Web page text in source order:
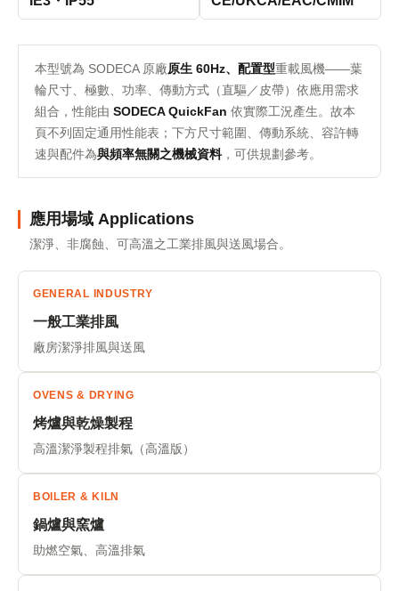
本型號為 SODECA 原廠原生 60Hz、配置型重載風機——葉
輪尺寸、極數、功率、傳動方式（直驅／皮帶）依應用需求
組合，性能由 SODECA QuickFan 依實際工況產生。故本
頁不列固定通用性能表；下方尺寸範圍、傳動系統、容許轉
速與配件為與頻率無關之機械資料，可供規劃參考。
應用場域 Applications
潔淨、非腐蝕、可高溫之工業排風與送風場合。
GENERAL INDUSTRY
一般工業排風
廠房潔淨排風與送風
OVENS & DRYING
烤爐與乾燥製程
高溫潔淨製程排氣（高溫版）
BOILER & KILN
鍋爐與窯爐
助燃空氣、高溫排氣